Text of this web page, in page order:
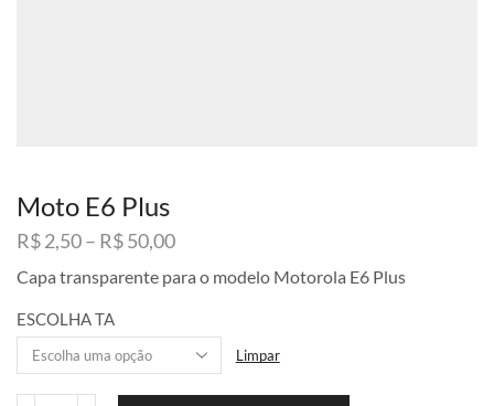
Moto E6 Plus
R$2,50– R$50,00Faixa
preço:
através
R$ 50,00
Capa transparente para o modelo Motorola E6 Plus
ESCOLHA TA
Limpar